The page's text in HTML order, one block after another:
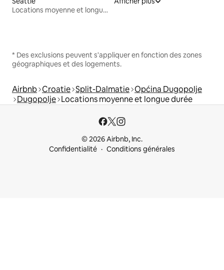
Locations moyenne et longue durée
* Des exclusions peuvent s'appliquer en fonction des zones
géographiques et des logements.
Airbnb Croatie Split-Dalmatie Općina Dugopolje
Dugopolje Locations moyenne et longue durée
© 2026 Airbnb, Inc.
Confidentialité
Conditions générales